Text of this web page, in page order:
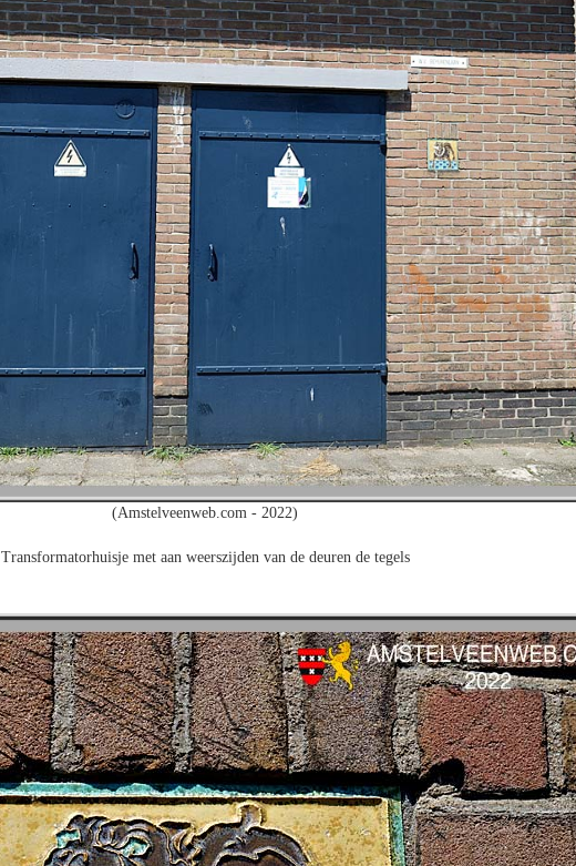
(Amstelveenweb.com - 2022)
Transformatorhuisje met aan weerszijden van de deuren de tegels